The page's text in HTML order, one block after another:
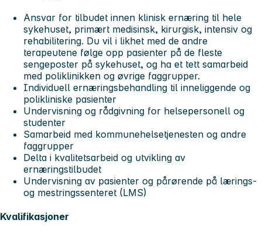
Ansvar for tilbudet innen klinisk ernæring til hele
sykehuset, primært medisinsk, kirurgisk, intensiv og
rehabilitering. Du vil i likhet med de andre
terapeutene følge opp pasienter på de fleste
sengeposter på sykehuset, og ha et tett samarbeid
med poliklinikken og øvrige faggrupper.
Individuell ernæringsbehandling til inneliggende og
polikliniske pasienter
Undervisning og rådgivning for helsepersonell og
studenter
Samarbeid med kommunehelsetjenesten og andre
faggrupper
Delta i kvalitetsarbeid og utvikling av
ernæringstilbudet
Undervisning av pasienter og pårørende på lærings-
og mestringssenteret (LMS)
Kvalifikasjoner